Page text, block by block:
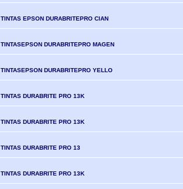
TINTAS EPSON DURABRITEPRO CIAN
TINTASEPSON DURABRITEPRO MAGEN
TINTASEPSON DURABRITEPRO YELLO
TINTAS DURABRITE PRO 13K
TINTAS DURABRITE PRO 13K
TINTAS DURABRITE PRO 13
TINTAS DURABRITE PRO 13K